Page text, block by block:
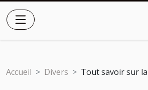
Accueil Divers Tout savoir sur